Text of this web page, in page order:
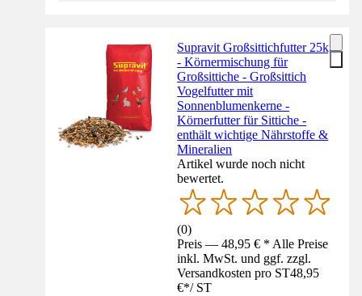
Supravit Großsittichfutter 25kg
- Körnermischung für
Großsittiche - Großsittich
Vogelfutter mit
Sonnenblumenkerne -
Körnerfutter für Sittiche -
enthält wichtige Nährstoffe &
Mineralien
Artikel wurde noch nicht
bewertet.
(0)
Preis — 48,95 € * Alle Preise
inkl. MwSt. und ggf. zzgl.
Versandkosten pro ST48,95
€*/ ST